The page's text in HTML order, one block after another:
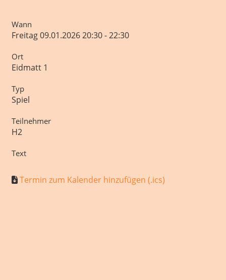
Wann
Freitag 09.01.2026 20:30 - 22:30
Ort
Eidmatt 1
Typ
Spiel
Teilnehmer
H2
Text
Termin zum Kalender hinzufügen (.ics)